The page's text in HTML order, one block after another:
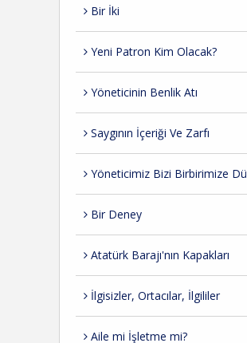
Bir İki
Yeni Patron Kim Olacak?
Yöneticinin Benlik Atı
Saygının İçeriği Ve Zarfı
Yöneticimiz Bizi Birbirimize
Bir Deney
Atatürk Barajı'nın Kapakları
İlgisizler, Ortacılar, İlgililer
Aile mi İşletme mi?